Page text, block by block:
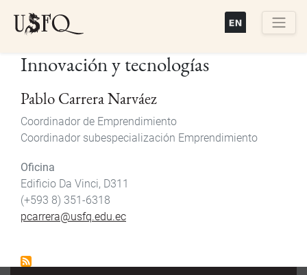
principal
Innovación y tecnologías
Pablo Carrera Narváez
Coordinador de Emprendimiento
Coordinador subespecialización Emprendimiento
Oficina
Edificio Da Vinci, D311
(+593 8) 351-6318
pcarrera@usfq.edu.ec